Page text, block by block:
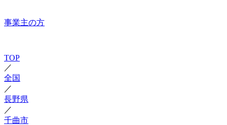
事業主の方
TOP
／
全国
／
長野県
／
千曲市